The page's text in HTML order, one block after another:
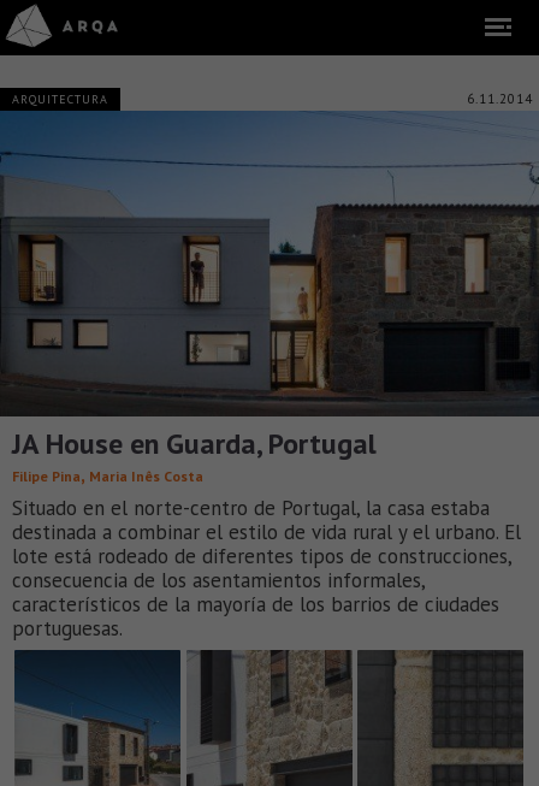
ARQUITECTURA 6.11.2014
JA House en Guarda, Portugal
Filipe Pina, Maria Inês Costa
Situado en el norte-centro de Portugal, la casa estaba
destinada a combinar el estilo de vida rural y el urbano. El
lote está rodeado de diferentes tipos de construcciones,
consecuencia de los asentamientos informales,
característicos de la mayoría de los barrios de ciudades
portuguesas.